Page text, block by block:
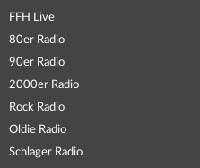
FFH Live
80er Radio
90er Radio
2000er Radio
Rock Radio
Oldie Radio
Schlager Radio